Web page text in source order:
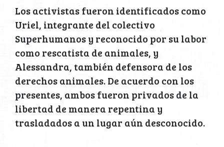
Los activistas fueron identificados como
Uriel, integrante del colectivo
Superhumanos y reconocido por su labor
como rescatista de animales, y
Alessandra, también defensora de los
derechos animales. De acuerdo con los
presentes, ambos fueron privados de la
libertad de manera repentina y
trasladados a un lugar aún desconocido.